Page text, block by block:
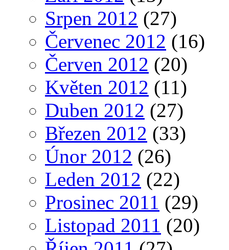
Srpen 2012 (27)
Červenec 2012 (16)
Červen 2012 (20)
Květen 2012 (11)
Duben 2012 (27)
Březen 2012 (33)
Únor 2012 (26)
Leden 2012 (22)
Prosinec 2011 (29)
Listopad 2011 (20)